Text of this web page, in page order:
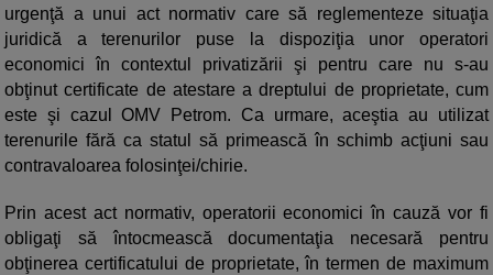
urgenţă a unui act normativ care să reglementeze situaţia
juridică a terenurilor puse la dispoziţia unor operatori
economici în contextul privatizării şi pentru care nu s-au
obţinut certificate de atestare a dreptului de proprietate, cum
este şi cazul OMV Petrom. Ca urmare, aceştia au utilizat
terenurile fără ca statul să primească în schimb acţiuni sau
contravaloarea folosinţei/chirie.
Prin acest act normativ, operatorii economici în cauză vor fi
obligaţi să întocmească documentaţia necesară pentru
obţinerea certificatului de proprietate, în termen de maximum